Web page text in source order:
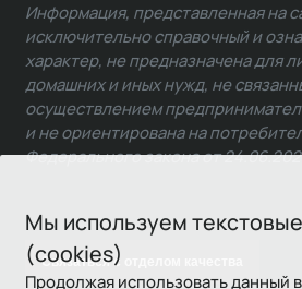
Мы используем
(cookies)
Продолжая использовать данный
Связаться с отделом качества
Информация, представленная на
исключительно справочный и
характер, не предназначена для
домашних и иных нужд, не
осуществлением
и не ориентирована на
Федерального закона от